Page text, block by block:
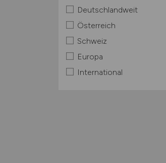
Deutschlandweit
Österreich
Schweiz
Europa
International